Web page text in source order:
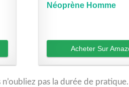
Néoprène Homme
Acheter Sur
pas la durée de